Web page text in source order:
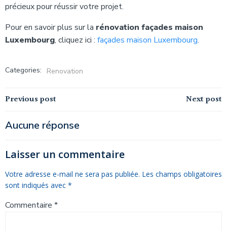
précieux pour réussir votre projet.
Pour en savoir plus sur la rénovation façades maison
Luxembourg, cliquez ici : façades maison Luxembourg.
Categories: Renovation
Navigation
de
l’article
Previous post Navigation
l’article
Next post
Aucune réponse
Laisser un commentaire
Votre adresse e-mail ne sera pas publiée. Les champs obligatoires
sont indiqués avec *
Commentaire *